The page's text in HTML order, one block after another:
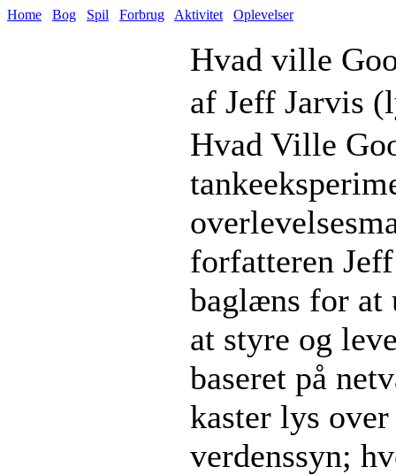
Home Bog Spil Forbrug Aktivitet Oplevelser
Hvad ville
af Jeff Jarvis
Hvad Ville
forfatteren
baglæns for at
at styre og
baseret på
kaster lys
verdenssyn;